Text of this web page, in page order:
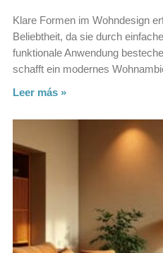
Klare Formen im Wohndesign
Beliebtheit, da sie durch
funktionale Anwendung
schafft ein modernes
Leer más »